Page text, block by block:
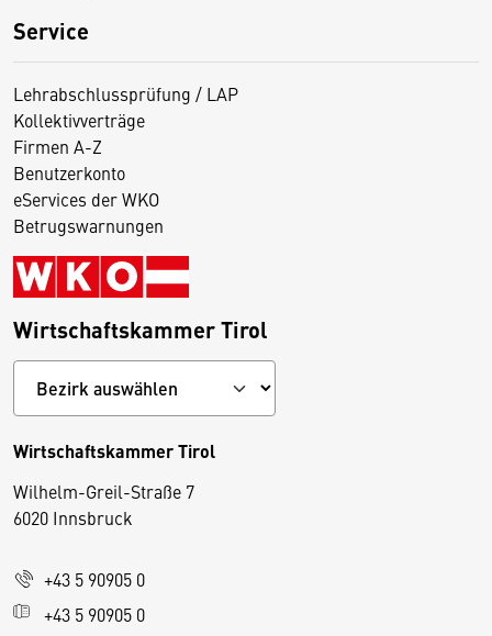
Service
Lehrabschlussprüfung / LAP
Kollektivverträge
Firmen A-Z
Benutzerkonto
eServices der WKO
Betrugswarnungen
Wirtschaftskammer Tirol
Wirtschaftskammer Tirol
Wilhelm-Greil-Straße 7
6020 Innsbruck
+43 5 90905 0
+43 5 90905 0
D
i
s
e